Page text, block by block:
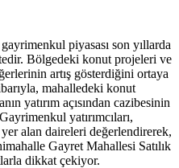
piyasası son yıllarda
Bölgedeki konut projeleri ve
artış gösterdiğini ortaya
mahalledeki konut
yatırım açısından cazibesinin
yatırımcıları,
alan daireleri değerlendirerek,
Gayret Mahallesi Satılık
dikkat çekiyor.